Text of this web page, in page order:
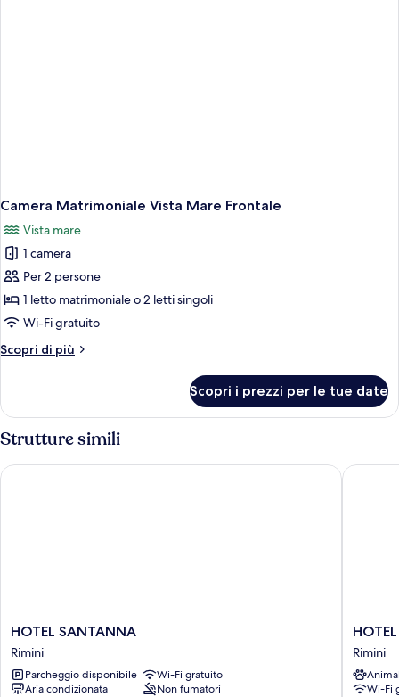
Camera Matrimoniale Vista Mare Frontale
Vista mare
1 camera
Per 2 persone
1 letto matrimoniale o 2 letti singoli
Wi-Fi gratuito
Scopri di più
Altri
Matrimoniale
Vista
Mare
Frontale
Scopri i prezzi per le tue date
Strutture simili
HOTEL
SANTANNA
Rimini
HOTEL SANTANNA
Rimini
Parcheggio disponibile
Wi-Fi gratuito
Aria condizionata
Non fumatori
HOTEL SANTANNA
HOTEL
BIANCA
VELA
Rimini
Rimini
Wi-Fi
HOTEL